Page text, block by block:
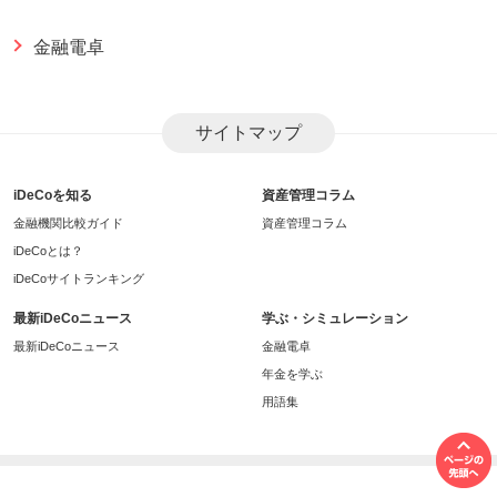
金融電卓
サイトマップ
iDeCoを知る
金融機関比較ガイド
iDeCoとは？
iDeCoサイトランキング
資産管理コラム
資産管理コラム
最新iDeCoニュース
最新iDeCoニュース
学ぶ・シミュレーション
金融電卓
年金を学ぶ
用語集